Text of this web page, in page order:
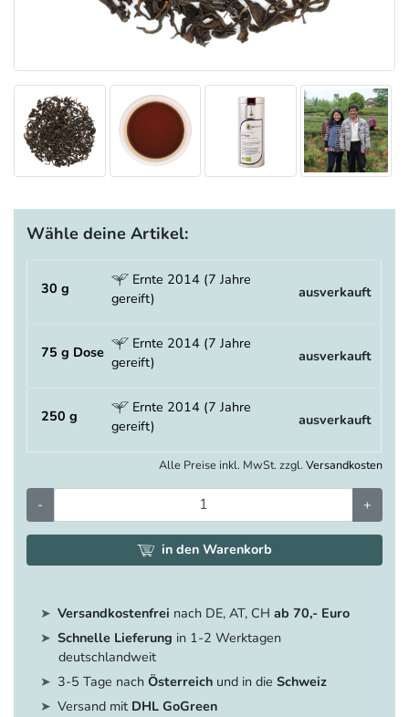
Wähle deine Artikel:
30 g
Ernte 2014 (7 Jahre
gereift)
ausverkauft
75 g Dose
Ernte 2014 (7 Jahre
gereift)
ausverkauft
250 g
Ernte 2014 (7 Jahre
gereift)
ausverkauft
Alle Preise inkl. MwSt. zzgl. Versandkosten
- +
in den Warenkorb
Versandkostenfrei nach DE, AT, CH ab 70,- Euro
Schnelle Lieferung in 1-2 Werktagen
deutschlandweit
3-5 Tage nach Österreichund in die Schweiz
Versand mit DHL GoGreen